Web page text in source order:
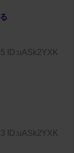
ID:uASk2YXK
ID:uASk2YXK